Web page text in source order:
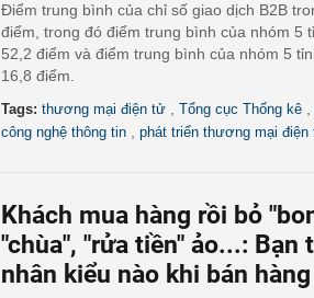
Điểm trung bình của chỉ số giao dịch B2B
điểm, trong đó điểm trung bình của nhóm 5
52,2 điểm và điểm trung bình của nhóm 5
16,8 điểm.
Tags: thương mại điện tử Tổng cục Thống kê
công nghệ thông tin phát triển thương mại điện
Khách mua hàng rồi bỏ
"chùa", "rửa tiền" ảo...: Bạn
nhân kiểu nào khi bán